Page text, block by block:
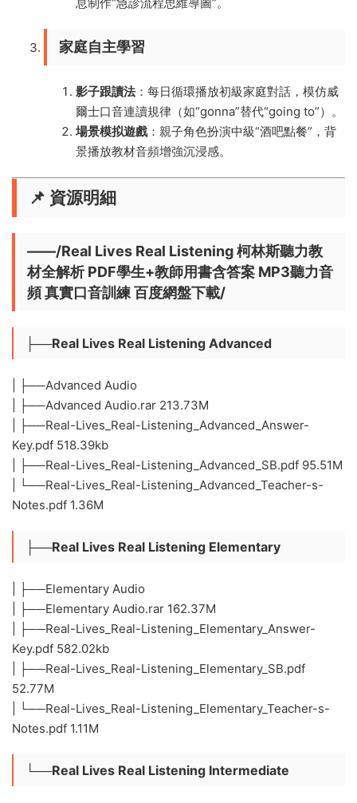
​家庭自主學習​
​影子跟讀法​​：每日循環播放初級家庭對話，模仿威
爾士口音連讀規律（如“gonna”替代“going to”）。
​場景模拟遊戲​​：親子角色扮演中級“酒吧點餐”，背
景播放教材音頻增強沉浸感。
📌 ​ 資源明細​
——/Real Lives Real Listening 柯林斯聽力教
材全解析 PDF學生+教師用書含答案 MP3聽力音
頻 真實口音訓練 百度網盤下載/
├──Real Lives Real Listening Advanced
| ├──Advanced Audio
| ├──Advanced Audio.rar 213.73M
| ├──Real-Lives_Real-Listening_Advanced_Answer-
Key.pdf 518.39kb
| ├──Real-Lives_Real-Listening_Advanced_SB.pdf 95.51M
| └──Real-Lives_Real-Listening_Advanced_Teacher-s-
Notes.pdf 1.36M
├──Real Lives Real Listening Elementary
| ├──Elementary Audio
| ├──Elementary Audio.rar 162.37M
| ├──Real-Lives_Real-Listening_Elementary_Answer-
Key.pdf 582.02kb
| ├──Real-Lives_Real-Listening_Elementary_SB.pdf
52.77M
| └──Real-Lives_Real-Listening_Elementary_Teacher-s-
Notes.pdf 1.11M
└──Real Lives Real Listening Intermediate